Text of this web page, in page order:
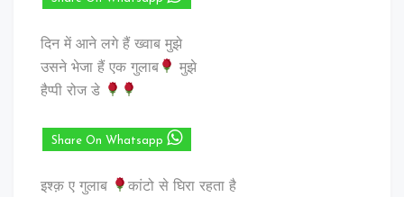
दिन में आने लगे हैं ख्वाब मुझे
उसने भेजा हैं एक गुलाब
मुझे
हैप्पी रोज डे
Share On Whatsapp
इश्क़ ए गुलाब
कांटो से घिरा रहता है